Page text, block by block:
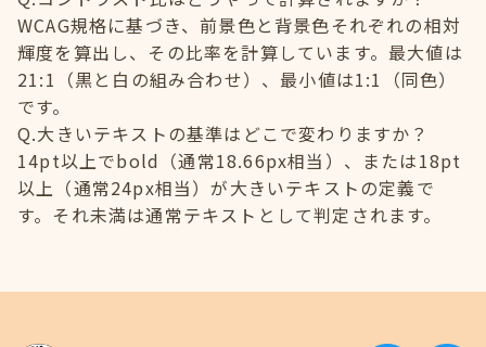
WCAG規格に基づき、前景色と背景色それぞれの相対
輝度を算出し、その比率を計算しています。最大値は
21:1（黒と白の組み合わせ）、最小値は1:1（同色）
です。
Q.大きいテキストの基準はどこで変わりますか？
14pt以上でbold（通常18.66px相当）、または18pt
以上（通常24px相当）が大きいテキストの定義で
す。それ未満は通常テキストとして判定されます。